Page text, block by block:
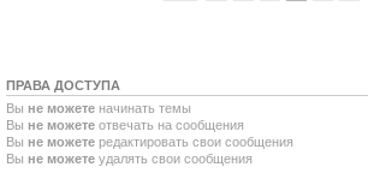
ПРАВА ДОСТУПА
Вы не можете начинать темы
Вы не можете отвечать на сообщения
Вы не можете редактировать свои сообщения
Вы не можете удалять свои сообщения